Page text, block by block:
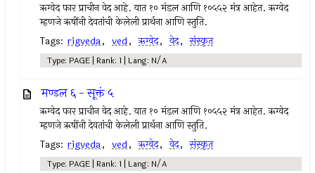
ऋग्वेद फार प्राचीन वेद आहे. यात १० मंडल आणि १०५५२ मंत्र आहेत. ऋग्वेद
म्हणजे ऋषींनी देवतांची केलेली प्रार्थना आणि स्तुति.
Tags: rigveda, ved, ऋग्वेद, वेद, संस्कृत
Type: PAGE | Rank: 1 | Lang: N/A
मण्डल ६ - सूक्तं ५
ऋग्वेद फार प्राचीन वेद आहे. यात १० मंडल आणि १०५५२ मंत्र आहेत. ऋग्वेद
म्हणजे ऋषींनी देवतांची केलेली प्रार्थना आणि स्तुति.
Tags: rigveda, ved, ऋग्वेद, वेद, संस्कृत
Type: PAGE | Rank: 1 | Lang: N/A